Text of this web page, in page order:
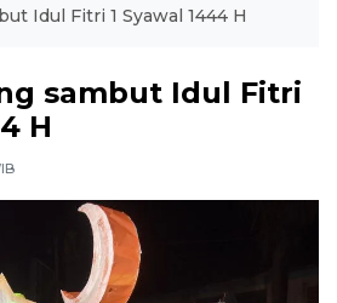
Idul Fitri 1 Syawal 1444 H
sambut Idul Fitri
H